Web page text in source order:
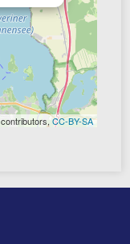
contributors,CC-BY-SA